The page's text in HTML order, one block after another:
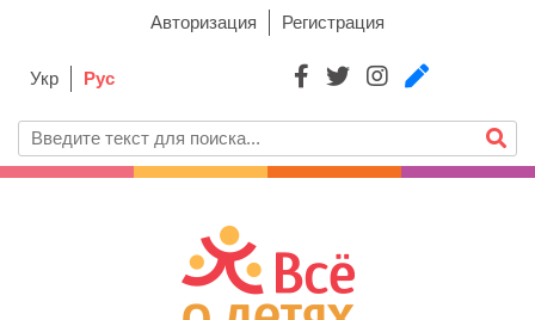
Авторизация Регистрация
Укр Рус